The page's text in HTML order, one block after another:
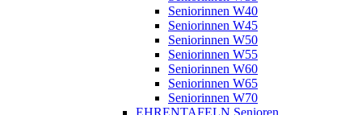
Seniorinnen W40
Seniorinnen W45
Seniorinnen W50
Seniorinnen W55
Seniorinnen W60
Seniorinnen W65
Seniorinnen W70
EHRENTAFELN Senioren